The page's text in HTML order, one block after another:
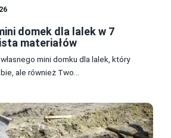
domek dla lalek w 7
materiałów
mini domku dla lalek, który
ale również Two...